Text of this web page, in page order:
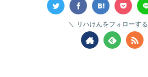
リハけんをフォローする